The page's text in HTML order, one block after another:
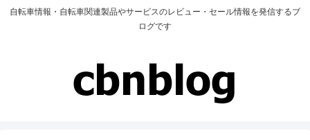
自転車情報・自転車関連製品やサービスのレビュー・セール情報を発信するブ
ログです